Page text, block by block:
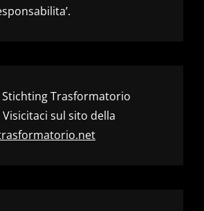
Trasformatorio
sul sito della